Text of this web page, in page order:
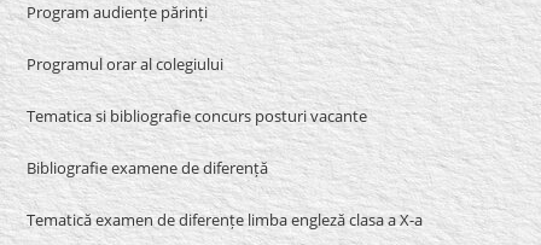
Program audiențe părinți
Programul orar al colegiului
Tematica si bibliografie concurs posturi vacante
Bibliografie examene de diferență
Tematică examen de diferențe limba engleză clasa a X-a